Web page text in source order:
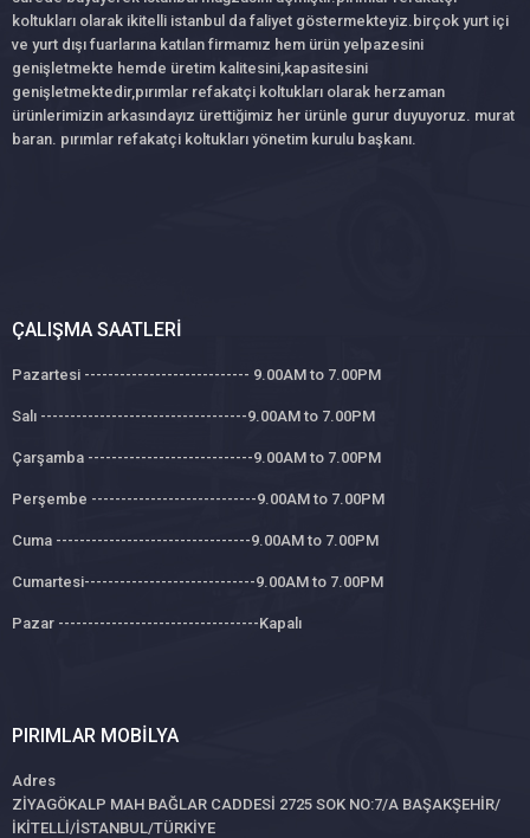
koltukları olarak ikitelli istanbul da faliyet göstermekteyiz.birçok yurt içi
ve yurt dışı fuarlarına katılan firmamız hem ürün yelpazesini
genişletmekte hemde üretim kalitesini,kapasitesini
genişletmektedir,pırımlar refakatçi koltukları olarak herzaman
ürünlerimizin arkasındayız ürettiğimiz her ürünle gurur duyuyoruz. murat
baran. pırımlar refakatçi koltukları yönetim kurulu başkanı.
ÇALIŞMA SAATLERI
Pazartesi ---------------------------- 9.00AM to 7.00PM
Salı -----------------------------------9.00AM to 7.00PM
Çarşamba ----------------------------9.00AM to 7.00PM
Perşembe ----------------------------9.00AM to 7.00PM
Cuma ---------------------------------9.00AM to 7.00PM
Cumartesi-----------------------------9.00AM to 7.00PM
Pazar ----------------------------------Kapalı
PIRIMLAR MOBILYA
Adres
ZİYAGÖKALP MAH BAĞLAR CADDESİ 2725 SOK NO:7/A BAŞAKŞEHİR/
İKİTELLİ/İSTANBUL/TÜRKİYE